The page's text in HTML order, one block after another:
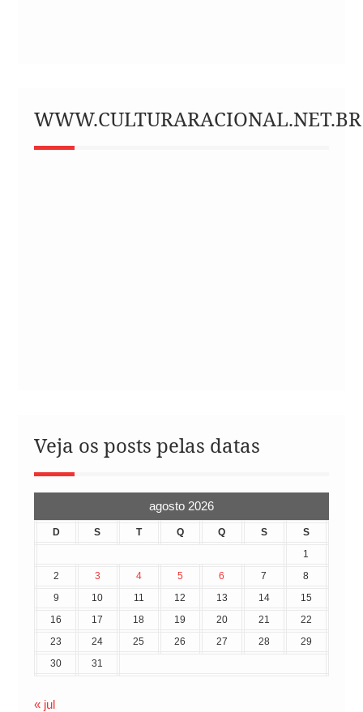
WWW.CULTURARACIONAL.NET.BR
Veja os posts pelas datas
agosto 2026
D S T Q Q S
S
1
2
3 4 5 6 7
8
9
10 11 12 13 14
15
16
17 18 19 20 21
22
23
24 25 26 27 28
29
30
31
« jul